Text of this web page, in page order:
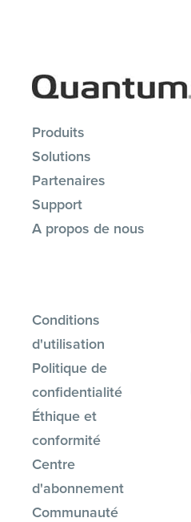
Produits
Solutions
Partenaires
Support
A propos de nous
Conditions
d'utilisation
Politique de
confidentialité
Éthique et
conformité
Centre
d'abonnement
Communauté